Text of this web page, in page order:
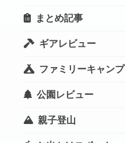
まとめ記事
ギアレビュー
ファミリーキャンプ
公園レビュー
親子登山